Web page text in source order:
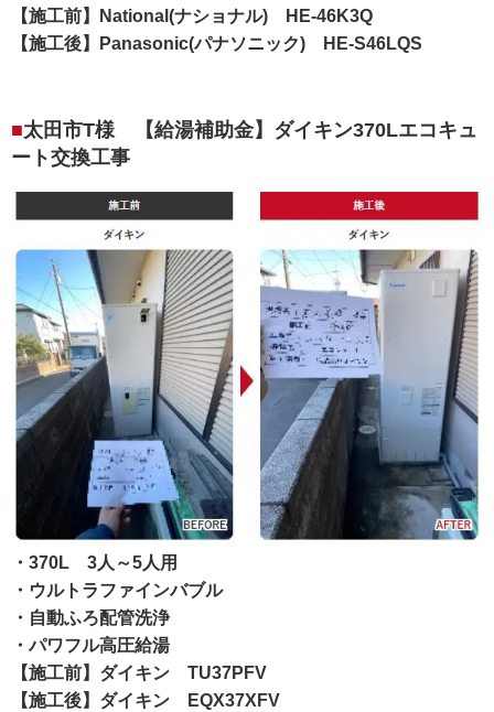
【施工前】National(ナショナル) HE-46K3Q
【施工後】Panasonic(パナソニック) HE-S46LQS
太田市T様 【給湯補助金】ダイキン370Lエコキュ
ート交換工事
・370L 3人～5人用
・ウルトラファインバブル
・自動ふろ配管洗浄
・パワフル高圧給湯
【施工前】ダイキン TU37PFV
【施工後】ダイキン EQX37XFV